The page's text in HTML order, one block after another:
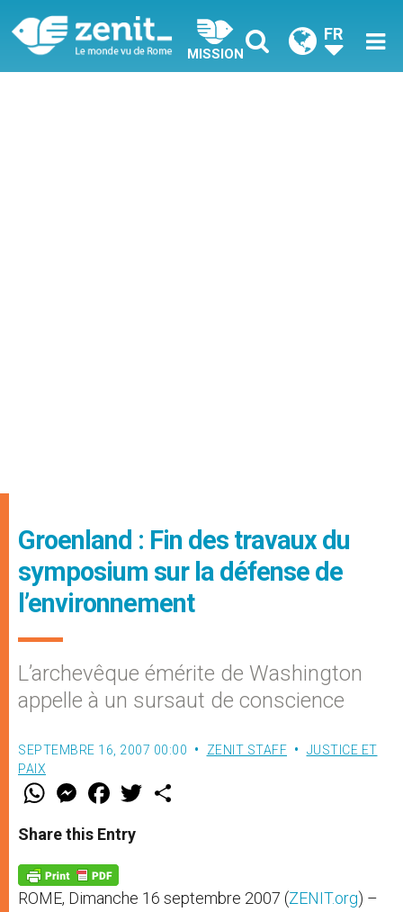
MISSION
FR
Groenland : Fin des travaux du
symposium sur la défense de
l’environnement
L’archevêque émérite de Washington
appelle à un sursaut de conscience
SEPTEMBRE 16, 2007 00:00 ZENIT STAFF
JUSTICE ET
PAIX
W
t
s
p
p
M
e
s
e
g
e
r
F
a
e
b
o
k
w
Share this Entry
ROME, Dimanche 16 septembre 2007 (ZENIT.org) –